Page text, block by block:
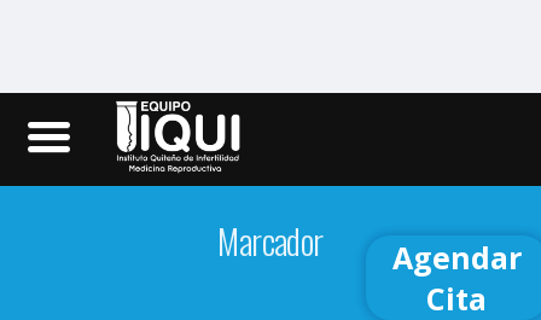
Iqui.ec
Marcador
Agendar
Cita